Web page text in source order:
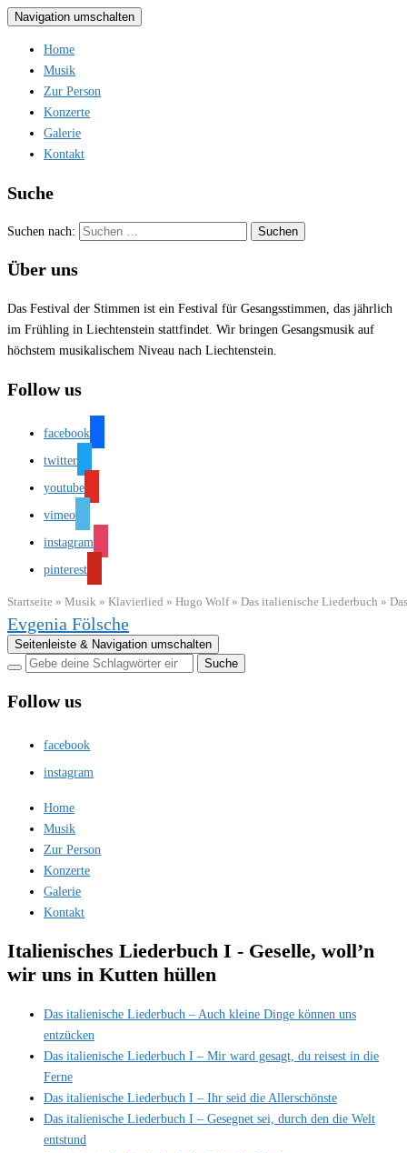
Navigation umschalten
Home
Musik
Zur Person
Konzerte
Galerie
Kontakt
Suche
Suchen nach:
Über uns
Das Festival der Stimmen ist ein Festival für Gesangsstimmen, das jährlich
im Frühling in Liechtenstein stattfindet. Wir bringen Gesangsmusik auf
höchstem musikalischem Niveau nach Liechtenstein.
Follow us
facebook
twitter
youtube
vimeo
instagram
pinterest
Startseite » Musik » Klavierlied » Hugo Wolf» Das italienische Liederbuch »
Evgenia Fölsche
Seitenleiste & Navigation umschalten
Follow us
facebook
instagram
Home
Musik
Zur Person
Konzerte
Galerie
Kontakt
Italienisches Liederbuch I - Geselle, woll’n
wir uns in Kutten hüllen
Das italienische Liederbuch – Auch kleine Dinge können uns
entzücken
Das italienische Liederbuch I – Mir ward gesagt, du reisest in die
Ferne
Das italienische Liederbuch I – Ihr seid die Allerschönste
Das italienische Liederbuch I – Gesegnet sei, durch den die Welt
entstund